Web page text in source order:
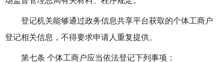
登记机关能够通过政务信息共享平台获取的个体工商户
登记相关信息，不得要求申请人重复提供。
第七条 个体工商户应当依法登记下列事项：